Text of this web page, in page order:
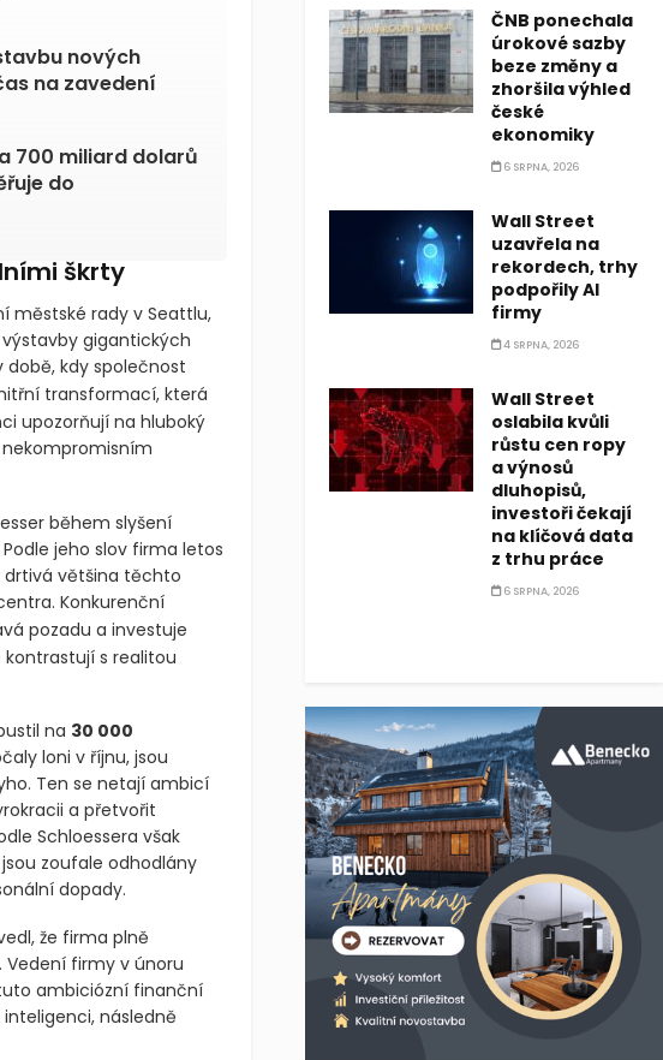
nových
na zavedení
700 miliard dolarů
do
škrty
městské rady v Seattlu,
gigantických
kdy společnost
transformací, která
upozorňují na hluboký
během slyšení
jeho slov firma letos
většina těchto
Konkurenční
pozadu a investuje
s realitou
na 30 000
loni v říjnu, jsou
Ten se netají ambicí
a přetvořit
Schloessera však
zoufale odhodlány
dopady.
že firma plně
Vedení firmy v únoru
ambiciózní finanční
následně
ČNB ponechala
úrokové sazby
beze změny a
zhoršila výhled
české
ekonomiky
6 SRPNA, 2026
Wall Street
uzavřela na
rekordech, trhy
podpořily AI
firmy
4 SRPNA, 2026
Wall Street
oslabila kvůli
růstu cen ropy
a výnosů
dluhopisů,
investoři čekají
na klíčová data
z trhu práce
6 SRPNA, 2026